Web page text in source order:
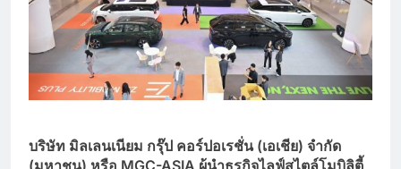
บริษัท มิลเลนเนียม กรุ๊ป คอร์ปอเรชั่น (เอเชีย) จำกัด
(มหาชน) หรือ MGC-ASIA ผู้นำธุรกิจไลฟ์สไตล์โมบิลิตี้